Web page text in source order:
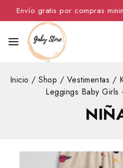
Envío gratis por compras
Inicio / Shop / Vestimentas /
Leggings Baby